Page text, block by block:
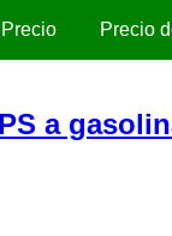
Precio
a